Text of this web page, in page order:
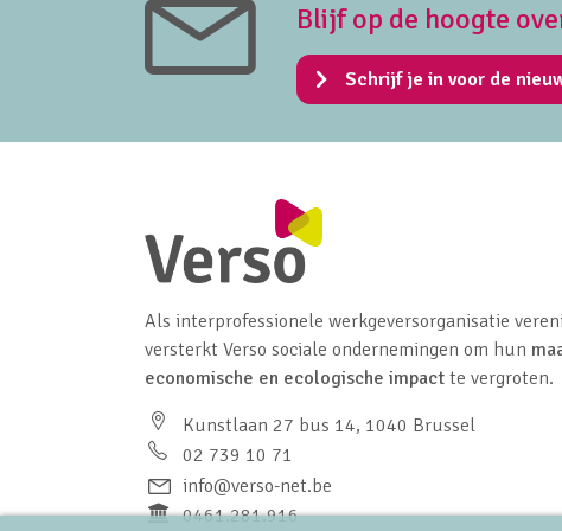
Blijf op de hoogte
Schrijf je in voor de
Als interprofessionele werkgeversorganisatie
versterkt Verso sociale ondernemingen om hun
economische en ecologische impact te vergroten.
Kunstlaan 27 bus 14, 1040 Brussel
02 739 10 71
info@verso-net.be
0461.281.916